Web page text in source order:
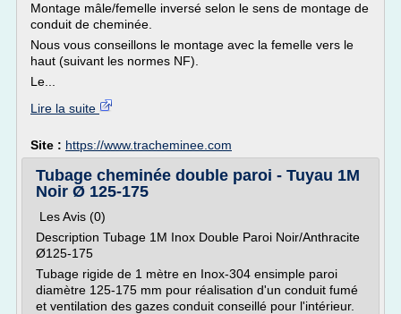
Montage mâle/femelle inversé selon le sens de montage de
conduit de cheminée.
Nous vous conseillons le montage avec la femelle vers le
haut (suivant les normes NF).
Le...
Lire la suite
Site : https://www.tracheminee.com
Tubage cheminée double paroi - Tuyau 1M
Noir Ø 125-175
Les Avis (0)
Description Tubage 1M Inox Double Paroi Noir/Anthracite
Ø125-175
Tubage rigide de 1 mètre en Inox-304 ensimple paroi
diamètre 125-175 mm pour réalisation d'un conduit fumé
et ventilation des gazes conduit conseillé pour l'intérieur.